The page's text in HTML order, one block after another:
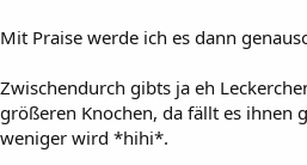
Mit Praise werde ich es dann
Zwischendurch gibts ja eh
größeren Knochen, da fällt es ihnen
weniger wird *hihi*.